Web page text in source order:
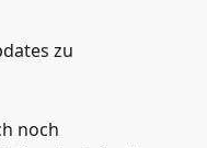
zu
noch